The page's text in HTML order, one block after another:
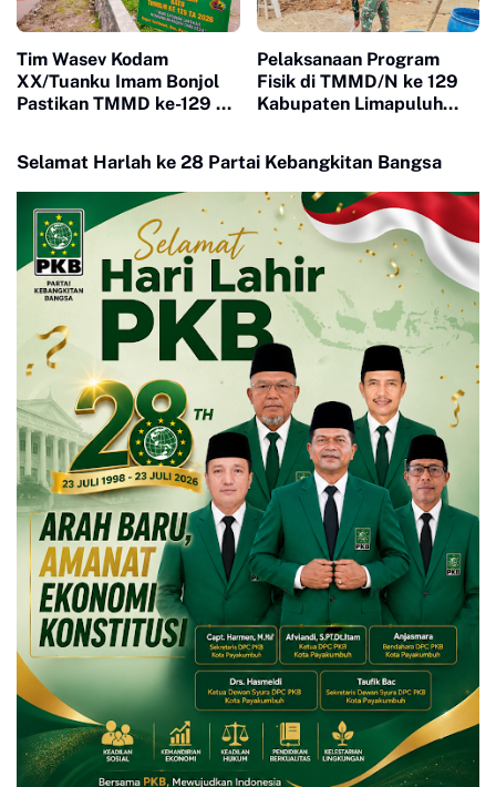
Tim Wasev Kodam
XX/Tuanku Imam Bonjol
Pastikan TMMD ke-129 di
Pelaksanaan Program
Fisik di TMMD/N ke 129
Kabupaten Limapuluh
Selamat Harlah ke 28 Partai Kebangkitan Bangsa